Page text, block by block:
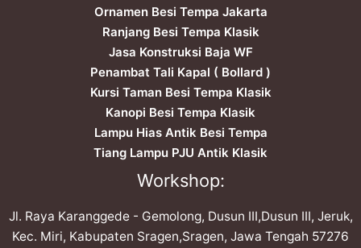
Ornamen Besi Tempa Jakarta
Ranjang Besi Tempa Klasik
Jasa Konstruksi Baja WF
Penambat Tali Kapal ( Bollard )
Kursi Taman Besi Tempa Klasik
Kanopi Besi Tempa Klasik
Lampu Hias Antik Besi Tempa
Tiang Lampu PJU Antik Klasik
Workshop:
Jl. Raya Karanggede - Gemolong, Dusun III,Dusun III, Jeruk,
Kec. Miri, Kabupaten Sragen,Sragen, Jawa Tengah 57276